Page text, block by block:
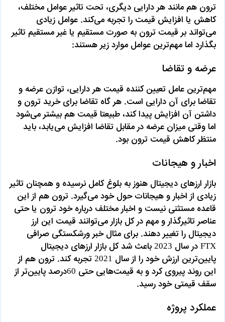
ترون هم مانند هر دارایی دیگری، تحت تاثیر عوامل مختلف،
کاهش یا افزایش قیمت را تجربه می‌کند. عوامل زیادی
می‌تواند بر قیمت ترون به صورت مستقیم یا غیر مستقیم تاثیر
بگذارد اما مهم‌ترین عوامل موارد زیر هستند:
عرضه و تقاضا
مهم‌ترین عامل تعیین کننده قیمت هر دارایی، توازن عرضه و
تقاضا برای آن دارایی است. هر گاه تقاضا برای خرید ترون و
داشتن آن افزایش پیدا کند، طبیعتا قیمت هم بیشتر می‌شود
اما وقتی میزان عرضه در مقابل تقاضا افزایش می‌یابد، باید
منتظر کاهش قیمت ترون بود.
اخبار و هیجانات
بازار ارزهای دیجیتال هنوز به بلوغ کامل نرسیده و همچنان تاثیر
زیادی از اخبار و هیجانات حول خود می‌گیرد. ترون هم از این
قاعده مستثنی نیست و اخبار مختلف درباره خود ترون یا حتی
عناصر تاثیرگذار و مهم در کل بازار می‌توانند قیمت این ارز
دیجیتال را تغییر دهند. برای مثال خبر ورشکستگی صرافی
FTX در سال 2023 باعث شد کل بازار ارزهای دیجیتال
پایین‌ترین ارزش خود را از سال 2021 تجربه کند. ترون هم از
این روند پیروی کرد و به قیمت‌هایی حتی 60درصد پایین‌تر از
سقف قیمتی خود رسید.
عملکرد پروژه